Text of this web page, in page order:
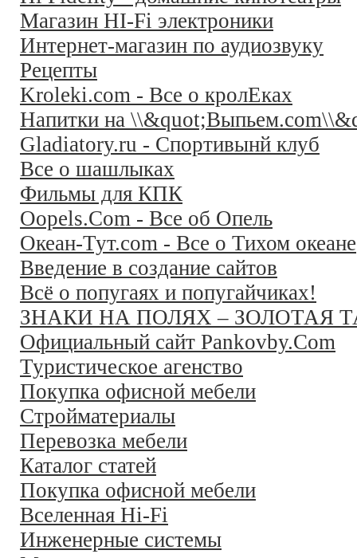
Магазин HI-Fi электроники
Интернет-магазин по аудиозвуку
Рецепты
Kroleki.com - Все о кролЕках
Напитки на
Gladiatory.ru - Спортивынй клуб
Все о шашлыках
Фильмы для КПК
Oopels.Com - Все об Опель
Океан-Тут.com - Все о Тихом океане
Введение в создание сайтов
Всё о попугаях и попугайчиках!
ЗНАКИ НА ПОЛЯХ – ЗОЛОТАЯ
Официальный сайт Pankovby.Com
Туристическое агенство
Покупка офисной мебели
Стройматериалы
Перевозка мебели
Каталог статей
Покупка офисной мебели
Вселенная Hi-Fi
Инженерные системы